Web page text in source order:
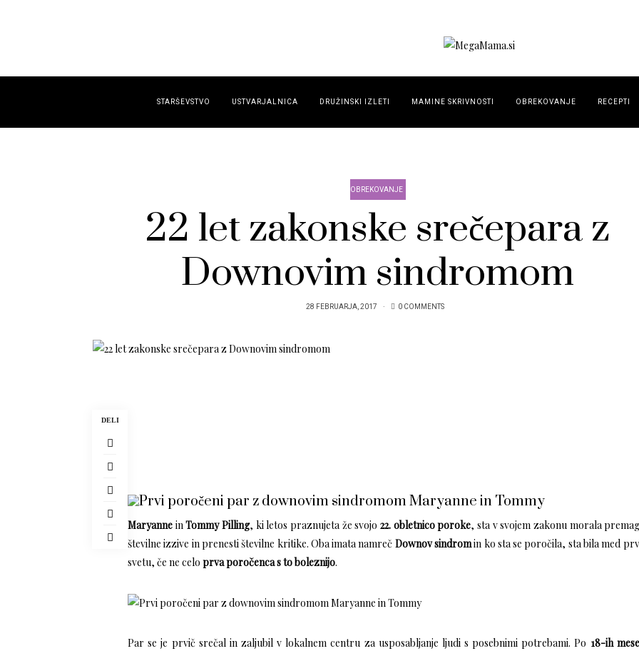
STARŠEVSTVO USTVARJALNICA DRUŽINSKI IZLETI MAMINE SKRIVNOSTI OBREKOVANJE RECEPTI
OBREKOVANJE
22 let zakonske srečepara z
Downovim sindromom
28 FEBRUARJA, 2017 0 COMMENTS
DELI
Maryanne in Tommy Pilling, ki letos praznujeta že svojo22. obletnico poroke, sta v svojem zakonu morala
številne izzive in prenesti številne kritike. Oba imata namreč Downov sindromin ko sta se poročila, sta bila med
svetu, če ne celoprva poročenca s to boleznijo.
Par se je prvič srečal in zaljubil v lokalnem centru za usposabljanje ljudi s posebnimi potrebami. Po 18-ih